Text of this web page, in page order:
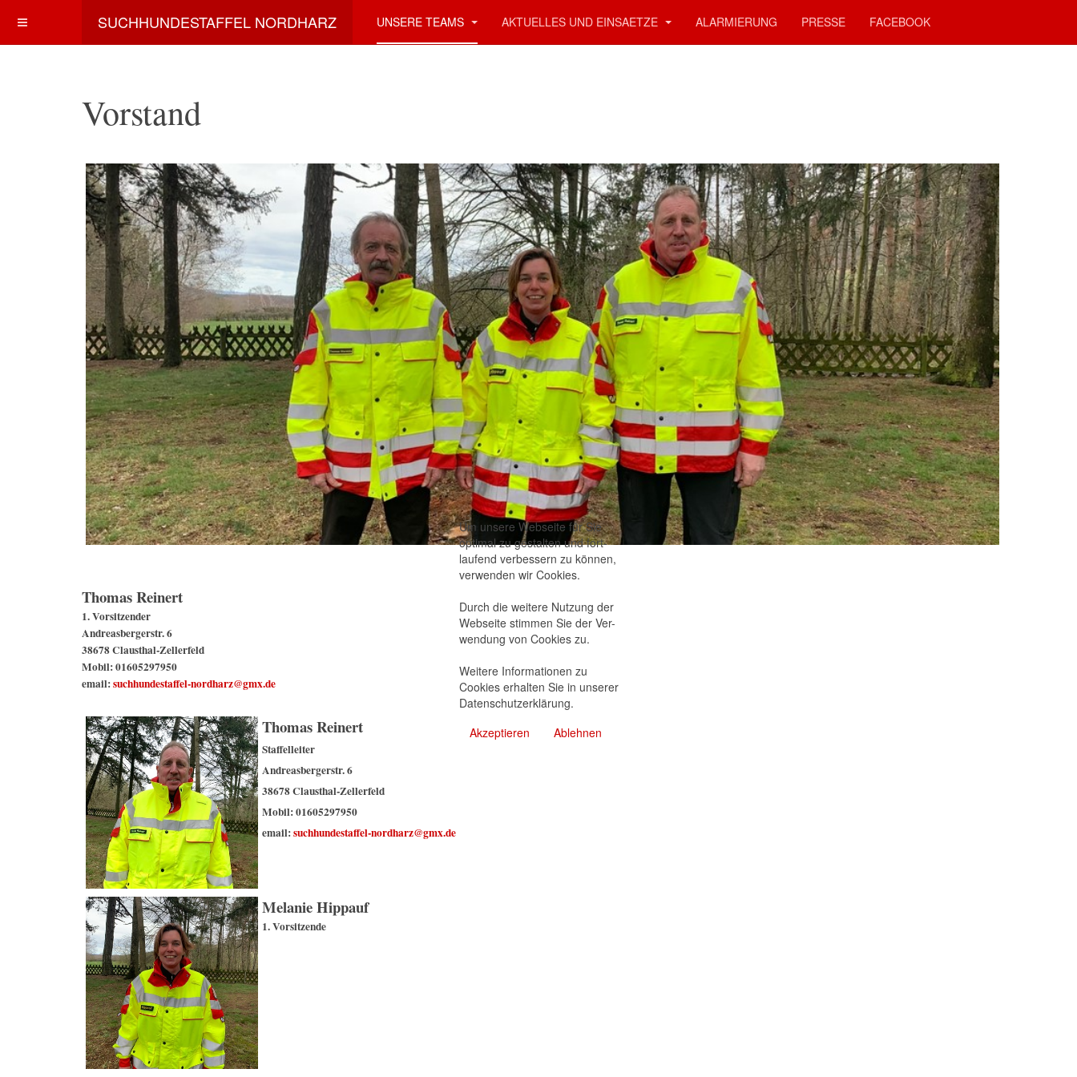
SUCHHUNDESTAFFEL NORDHARZ UNSERE TEAMS AKTUELLES UND EINSAETZE ALARMIERUNG PRESSE FACEBOOK
Vorstand
Thomas Reinert
1. Vorsitzender
Andreasbergerstr. 6
38678 Clausthal-Zellerfeld
Mobil: 01605297950
email:suchhundestaffel-nordharz@gmx.de
Thomas Reinert
Staffelleiter
Andreasbergerstr. 6
38678 Clausthal-Zellerfeld
Mobil: 01605297950
email:suchhundestaffel-nordharz@gmx.de
Melanie Hippauf
1. Vorsitzende
Um unsere Webseite für Sie
optimal zu gestalten und fort-
laufend verbessern zu können,
verwenden wir Cookies.
Durch die weitere Nutzung der
Webseite stimmen Sie der Ver-
wendung von Cookies zu.
Weitere Informationen zu
Cookies erhalten Sie in unserer
Datenschutzerklärung.
Akzeptieren
Ablehnen